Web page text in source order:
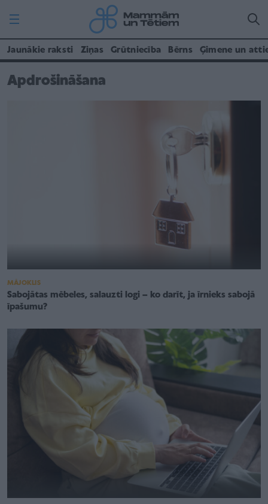
Jaunākie raksti Ziņas Grūtniecība Bērns Ģimene un
Apdrošināšana
MĀJOKLIS
Sabojātas mēbeles, salauzti logi – ko darīt, ja īrnieks sabojā
īpašumu?